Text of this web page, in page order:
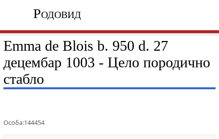
Родовид
Emma de Blois b. 950 d. 27
децембар 1003 - Цело породично
стабло
Особа:144454